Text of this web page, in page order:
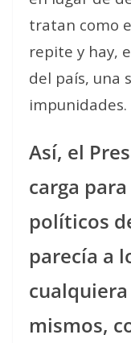
tratan como
repite y hay,
del país, una
impunidades.
Así, el
carga
políticos
parecía a
mismos,